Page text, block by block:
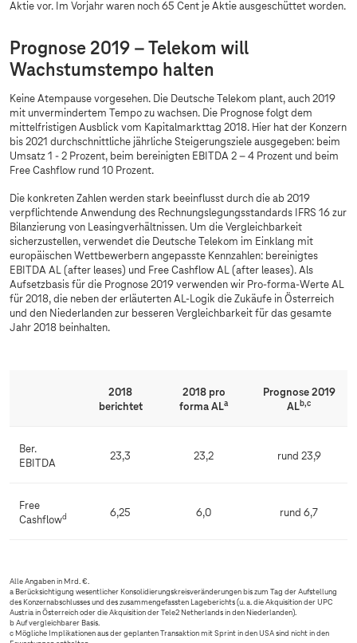
Aktie vor. Im Vorjahr waren noch 65 Cent je Aktie ausgeschüttet worden.
Prognose 2019 – Telekom will
Wachstumstempo halten
Keine Atempause vorgesehen. Die Deutsche Telekom plant, auch 2019
mit unvermindertem Tempo zu wachsen. Die Prognose folgt dem
mittelfristigen Ausblick vom Kapitalmarkttag 2018. Hier hat der Konzern
bis 2021 durchschnittliche jährliche Steigerungsziele ausgegeben: beim
Umsatz 1 - 2 Prozent, beim bereinigten EBITDA 2 – 4 Prozent und beim
Free Cashflow rund 10 Prozent.
Die konkreten Zahlen werden stark beeinflusst durch die ab 2019
verpflichtende Anwendung des Rechnungslegungsstandards IFRS 16 zur
Bilanzierung von Leasingverhältnissen. Um die Vergleichbarkeit
sicherzustellen, verwendet die Deutsche Telekom im Einklang mit
europäischen Wettbewerbern angepasste Kennzahlen: bereinigtes
EBITDA AL (after leases) und Free Cashflow AL (after leases). Als
Aufsetzbasis für die Prognose 2019 verwenden wir Pro-forma-Werte AL
für 2018, die neben der erläuterten AL-Logik die Zukäufe in Österreich
und den Niederlanden zur besseren Vergleichbarkeit für das gesamte
Jahr 2018 beinhalten.
2018
berichtet
2018 pro
forma ALa
Prognose 2019
ALb,c
Ber.
EBITDA
23,3 23,2 rund 23,9
Free
Cashflowd 6,25 6,0 rund 6,7
Alle Angaben in Mrd. €.
a Berücksichtigung wesentlicher Konsolidierungskreisveränderungen bis zum Tag der Aufstellung
des Konzernabschlusses und des zusammengefassten Lageberichts (u. a. die Akquisition der UPC
Austria in Österreich oder die Akquisition der Tele2 Netherlands in den Niederlanden).
b Auf vergleichbarer Basis.
c Mögliche Implikationen aus der geplanten Transaktion mit Sprint in den USA sind nicht in den